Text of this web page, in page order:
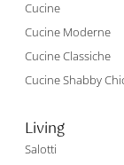
Cucine
Cucine Moderne
Cucine Classiche
Cucine Shabby
Living
Salotti